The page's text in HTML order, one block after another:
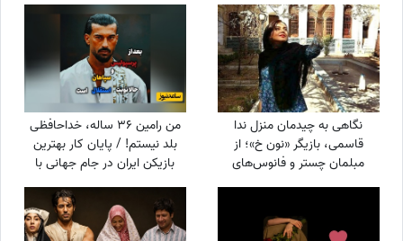
نگاهی به چیدمان منزل ندا
قاسمی، بازیگر «نون خ»؛ از
مبلمان چستر و فانوس‌های
دکوراتیو تا کابینت شیشه‌ای و
من رامین 36 ساله، خداحافظی
بلد نیستم! / پایان کار بهترین
بازیکن ایران در جام جهانی با
استقلال تهران